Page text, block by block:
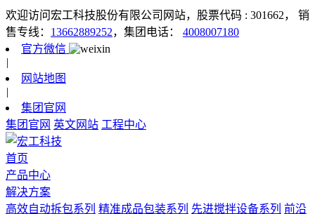
欢迎访问宏工科技股份有限公司网站，股票代码 : 301662，
销
售专线： 13662889252，集团电话： 4008007180
官方微信
|
网站地图
|
集团官网
集团官网 英文网站 工程中心
首页
产品中心
解决方案
高效自动拆包系列 精准成品包装系列 先进搅拌设备系列 前沿